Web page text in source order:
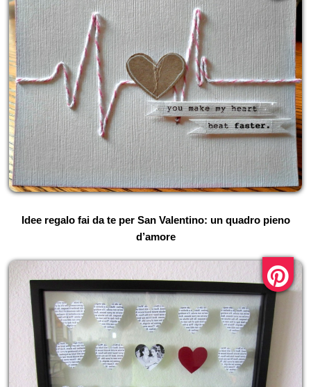
Idee regalo fai da te per San Valentino: un quadro pieno
d’amore